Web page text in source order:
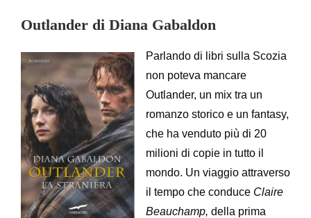
Outlander di Diana Gabaldon
Parlando di libri sulla Scozia
non poteva mancare
Outlander, un mix tra un
romanzo storico e un fantasy,
che ha venduto più di 20
milioni di copie in tutto il
mondo. Un viaggio attraverso
il tempo che conduce Claire
Beauchamp, della prima